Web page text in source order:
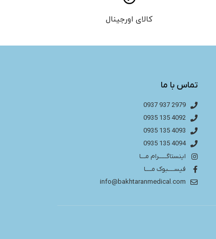
کالای اورجینال
تماس با ما
2979 937 0937
4092 135 0935
4093 135 0935
4094 135 0935
اینستاگـــــرام مـــا
فیســــبوک مــــا
info@bakhtaranmedical.com